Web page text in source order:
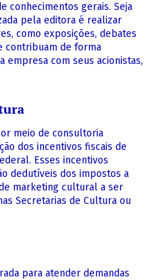
conhecimentos gerais. Seja
pela editora é realizar
como exposições, debates
contribuam de forma
empresa com seus acionistas,
meio de consultoria
dos incentivos fiscais de
Esses incentivos
dedutíveis dos impostos a
marketing cultural a ser
Secretarias de Cultura ou
para atender demandas